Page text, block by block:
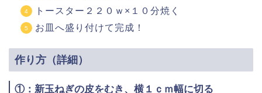
トースター２２０ｗ×１０分焼く
お皿へ盛り付けて完成！
作り方（詳細）
①：新玉ねぎの皮をむき、横１ｃｍ幅に切る